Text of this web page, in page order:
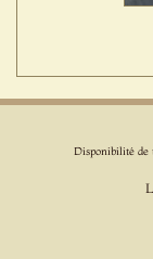
Disponibilité de